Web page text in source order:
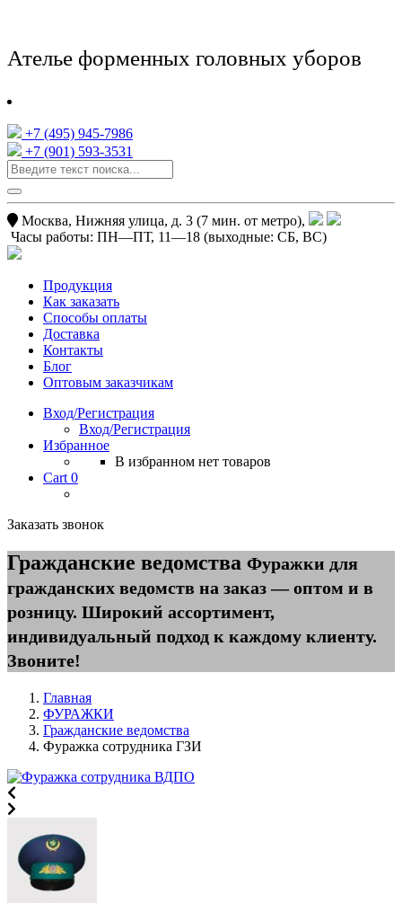
Ателье форменных головных уборов
+7 (495) 945-7986
+7 (901) 593-3531
Москва, Нижняя улица, д. 3 (7 мин. от метро),
Часы работы: ПН—ПТ, 11—18 (выходные: СБ, ВС)
Продукция
Как заказать
Способы оплаты
Доставка
Контакты
Блог
Оптовым заказчикам
Вход/Регистрация
Вход/Регистрация
Избранное
В избранном нет товаров
Cart 0
Заказать звонок
Гражданские ведомства Фуражки для
гражданских ведомств на заказ — оптом и в
розницу. Широкий ассортимент,
индивидуальный подход к каждому клиенту.
Звоните!
Главная
ФУРАЖКИ
Гражданские ведомства
Фуражка сотрудника ГЗИ